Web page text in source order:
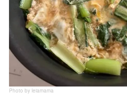
Photo by leiamama